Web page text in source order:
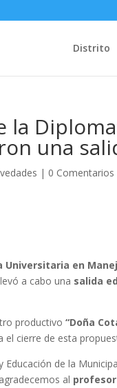
Distrito
la
una
| 0 Comentarios
Universitaria en
a cabo una salida
productivo“Doña
el cierre de esta
Educación de la
al